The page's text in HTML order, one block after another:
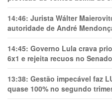
14:46: Jurista Wálter
autoridade de André
14:45: Governo Lula crava
6x1 e rejeita recuos no Senado
13:38: Gestão impecável faz
quase 100% no segundo